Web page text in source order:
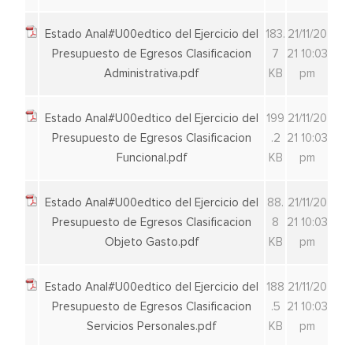
Estado Anal#U00edtico del Ejercicio del
Presupuesto de Egresos Clasificacion
Administrativa.pdf
183.
7
KB
21/11/20
21 10:03
pm
Estado Anal#U00edtico del Ejercicio del
Presupuesto de Egresos Clasificacion
Funcional.pdf
199
.2
KB
21/11/20
21 10:03
pm
Estado Anal#U00edtico del Ejercicio del
Presupuesto de Egresos Clasificacion
Objeto Gasto.pdf
88.
8
KB
21/11/20
21 10:03
pm
Estado Anal#U00edtico del Ejercicio del
Presupuesto de Egresos Clasificacion
Servicios Personales.pdf
188
.5
KB
21/11/20
21 10:03
pm